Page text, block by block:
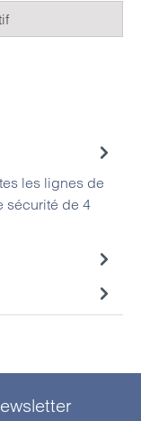
les lignes de
sécurité de 4